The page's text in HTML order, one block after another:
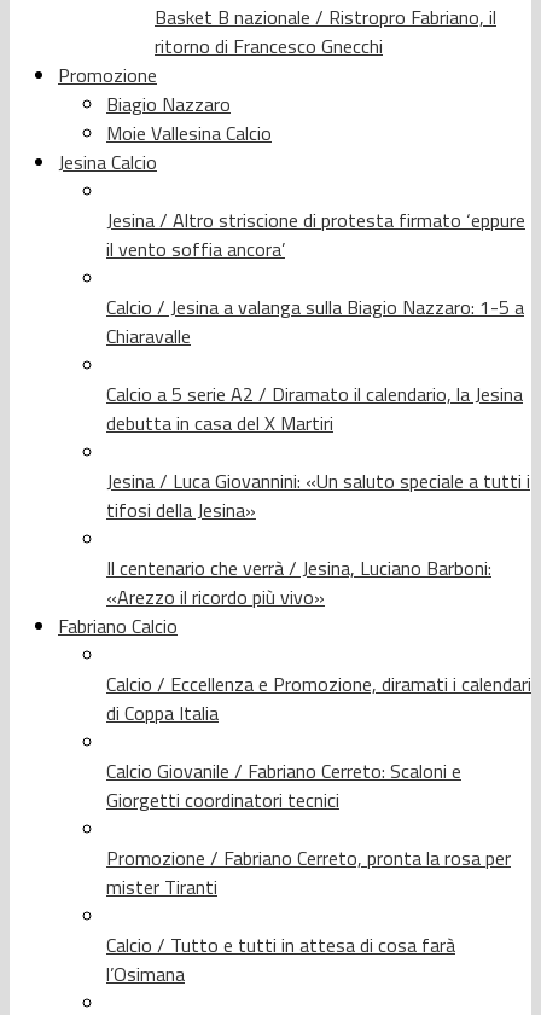
Basket B nazionale / Ristropro Fabriano, il
ritorno di Francesco Gnecchi
Promozione
Biagio Nazzaro
Moie Vallesina Calcio
Jesina Calcio
Jesina / Altro striscione di protesta firmato ‘eppure
il vento soffia ancora’
Calcio / Jesina a valanga sulla Biagio Nazzaro: 1-5 a
Chiaravalle
Calcio a 5 serie A2 / Diramato il calendario, la Jesina
debutta in casa del X Martiri
Jesina / Luca Giovannini: «Un saluto speciale a tutti i
tifosi della Jesina»
Il centenario che verrà / Jesina, Luciano Barboni:
«Arezzo il ricordo più vivo»
Fabriano Calcio
Calcio / Eccellenza e Promozione, diramati i calendari
di Coppa Italia
Calcio Giovanile / Fabriano Cerreto: Scaloni e
Giorgetti coordinatori tecnici
Promozione / Fabriano Cerreto, pronta la rosa per
mister Tiranti
Calcio / Tutto e tutti in attesa di cosa farà
l’Osimana